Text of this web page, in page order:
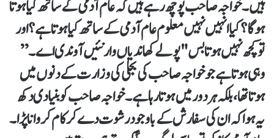
ہیں۔ خواجہ صاحب پوچھ رہے ہیں کہ عام آدمی کے ساتھ کیا ہوتا
ہو گا؟ کیا انہیں نہیں معلوم عام آدمی کے ساتھ کیا ہوتا ہے؟ اور
تو کچھ نہیں ہوتا بس "پولے کھاندیاں وار نئیں آوندی اے۔”
وہی ہوتا ہے جو خواجہ صاحب کی بجلی کی وزارت کے دنوں میں
ہوتا تھا، بلکہ ہر دور میں ہوتا رہا ہے۔خواجہ صاحب کو بنیادی دکھ
یہ ہوا کہ ان کی سفارش کے باوجود رشوت دے کر کام کروانا پڑا۔